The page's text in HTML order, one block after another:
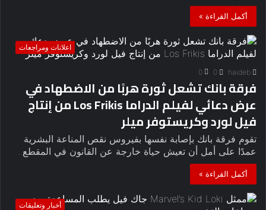
أكمل القراءة »
اعلانات ومراجعات
haideb
0
0
فرقة بانك تشعل ثورة هربًا من الاضطهاد في
عرض دعائي لفيلم الدراما Los Frikis من إنتاج
فيل لورد وكريستوفر ميلر
تقوم فرقة بانك بإصابة نفسها بفيروس نقص المناعة البشرية
عمدًا على أمل أن تعيش حياة خارجة عن القانون في المقطع…
أكمل القراءة »
أخبار وتعليقات